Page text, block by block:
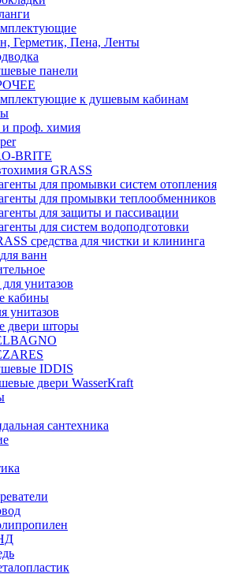
Герметик, Пена, Ленты
панели
к душевым кабинам
и проф. химия
BRITE
GRASS
для промывки систем отопления
для промывки теплообменников
для защиты и пассивации
для систем водоподготовки
средства для чистки и клининга
ванн
унитазов
кабины
унитазов
двери шторы
IDDIS
двери WasserKraft
сантехника